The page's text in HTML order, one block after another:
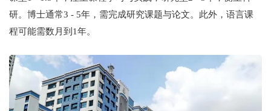
研。博士通常3 - 5年，需完成研究课题与论文。此外，语言课
程可能需数月到1年。